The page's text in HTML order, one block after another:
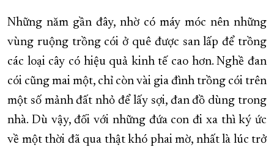
Những năm gần đây, nhờ có máy móc nên những
vùng ruộng trồng cói ở quê được san lấp để trồng
các loại cây có hiệu quả kinh tế cao hơn. Nghề đan
cói cũng mai một, chỉ còn vài gia đình trồng cói trên
một số mảnh đất nhỏ để lấy sợi, đan đồ dùng trong
nhà. Dù vậy, đối với những đứa con đi xa thì ký ức
về một thời đã qua thật khó phai mờ, nhất là lúc trở